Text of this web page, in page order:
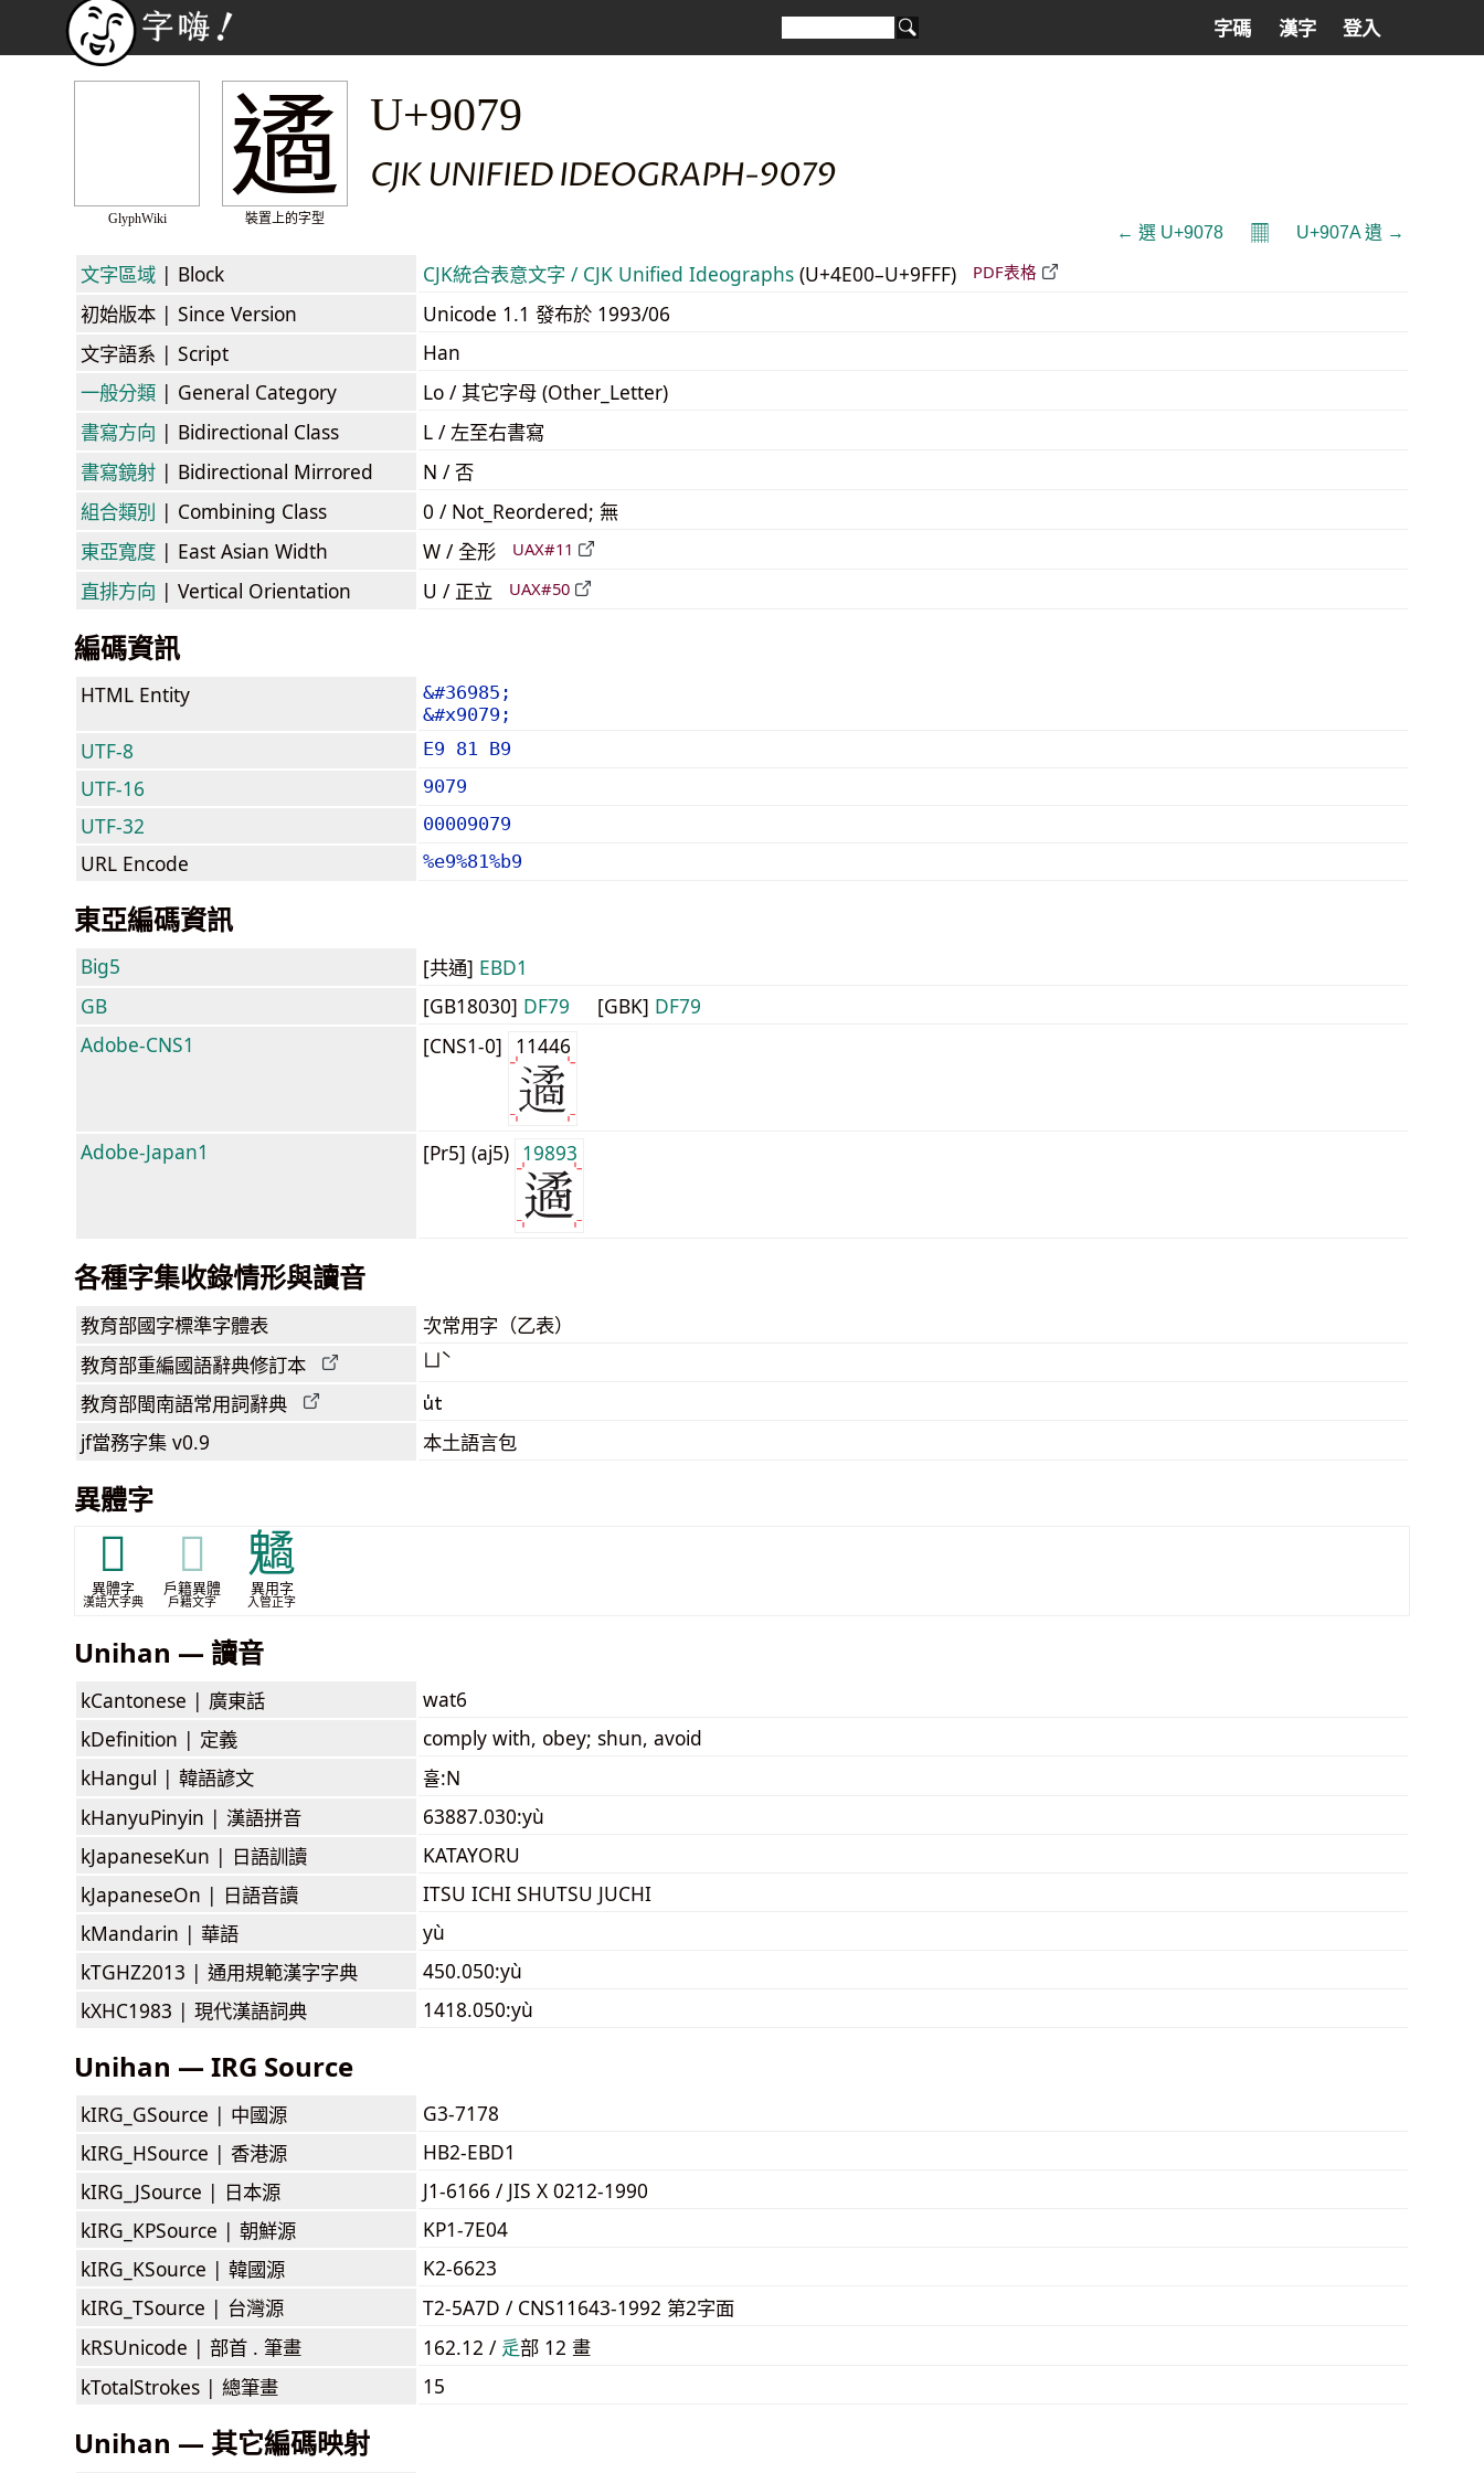
字碼 漢字 登入
GlyphWiki
遹
裝置上的字型
U+9079
CJK UNIFIED IDEOGRAPH-9079
← 選 U+9078 𝄜 U+907A 遺 →
文字區域 | Block CJK統合表意文字 / CJK Unified Ideographs (U+4E00–U+9FFF) PDF表格
初始版本 | Since Version
Unicode 1.1 發布於 1993/06
文字語系 | Script
Han
一般分類 | General Category
Lo / 其它字母 (Other_Letter)
書寫方向 | Bidirectional Class
L / 左至右書寫
書寫鏡射 | Bidirectional Mirrored
N / 否
組合類別 | Combining Class
0 / Not_Reordered; 無
東亞寬度 | East Asian Width W / 全形 UAX#11
直排方向 | Vertical Orientation U / 正立 UAX#50
編碼資訊
HTML Entity
&#36985;
&#x9079;
UTF-8 E9 81 B9
UTF-16 9079
UTF-32 00009079
URL Encode %e9%81%b9
東亞編碼資訊
Big5 [共通] EBD1
GB
[GB18030] DF79 [GBK] DF79
Adobe-CNS1
[CNS1-0] 11446
Adobe-Japan1 [Pr5] (aj5) 19893
各種字集收錄情形與讀音
教育部國字標準字體表 次常用字（乙表）
教育部重編國語辭典修訂本 ㄩˋ
教育部閩南語常用詞辭典 u̍t
jf當務字集 v0.9 本土語言包
異體字
𨗝
異體字
漢語大字典
𨗝
戶籍異體
戶籍文字
䰬
異用字
入管正字
Unihan — 讀音
kCantonese | 廣東話
wat6
kDefinition | 定義
comply with, obey; shun, avoid
kHangul | 韓語諺文
휼:N
kHanyuPinyin | 漢語拼音
63887.030:yù
kJapaneseKun | 日語訓讀
KATAYORU
kJapaneseOn | 日語音讀
ITSU ICHI SHUTSU JUCHI
kMandarin | 華語
yù
kTGHZ2013 | 通用規範漢字字典
450.050:yù
kXHC1983 | 現代漢語詞典 1418.050:yù
Unihan — IRG Source
kIRG_GSource | 中國源
G3-7178
kIRG_HSource | 香港源
HB2-EBD1
kIRG_JSource | 日本源
J1-6166 / JIS X 0212-1990
kIRG_KPSource | 朝鮮源
KP1-7E04
kIRG_KSource | 韓國源
K2-6623
kIRG_TSource | 台灣源
T2-5A7D / CNS11643-1992 第2字面
kRSUnicode | 部首 . 筆畫 162.12 / ⾡部 12 畫
kTotalStrokes | 總筆畫 15
Unihan — 其它編碼映射